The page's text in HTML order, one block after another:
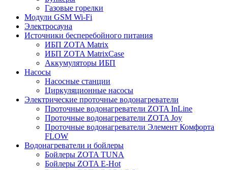
Газовые горелки
Модули GSM Wi-Fi
Электросауна
Источники бесперебойного питания
ИБП ZOTA Matrix
ИБП ZOTA MatrixCase
Аккумуляторы ИБП
Насосы
Насосные станции
Циркуляционные насосы
Электрические проточные водонагреватели
Проточные водонагреватели ZOTA InLine
Проточные водонагреватели ZOTA Joy
Проточные водонагреватели Элемент Комфорта
FLOW
Водонагреватели и бойлеры
Бойлеры ZOTA TUNA
Бойлеры ZOTA E-Hot